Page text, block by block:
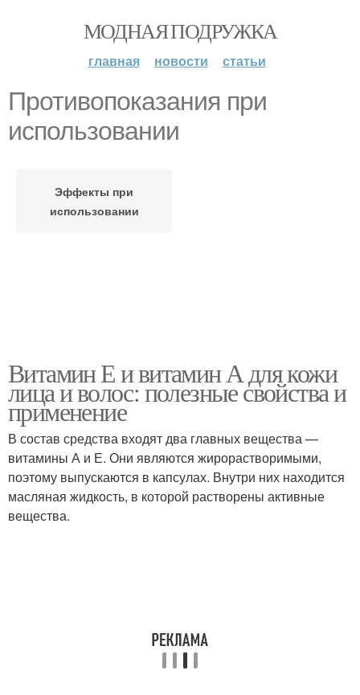
МОДНАЯ ПОДРУЖКА
главная новости статьи
Противопоказания при
использовании
Эффекты при
использовании
Витамин Е и витамин А для кожи
лица и волос: полезные свойства и
применение
В состав средства входят два главных вещества —
витамины А и Е. Они являются жирорастворимыми,
поэтому выпускаются в капсулах. Внутри них находится
масляная жидкость, в которой растворены активные
вещества.